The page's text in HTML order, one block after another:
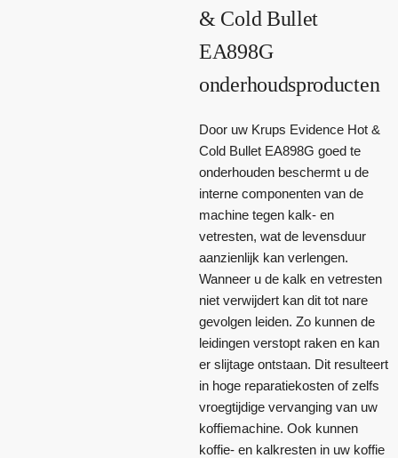
& Cold Bullet
EA898G
onderhoudsproducten
Door uw Krups Evidence Hot &
Cold Bullet EA898G goed te
onderhouden beschermt u de
interne componenten van de
machine tegen kalk- en
vetresten, wat de levensduur
aanzienlijk kan verlengen.
Wanneer u de kalk en vetresten
niet verwijdert kan dit tot nare
gevolgen leiden. Zo kunnen de
leidingen verstopt raken en kan
er slijtage ontstaan. Dit resulteert
in hoge reparatiekosten of zelfs
vroegtijdige vervanging van uw
koffiemachine. Ook kunnen
koffie- en kalkresten in uw koffie